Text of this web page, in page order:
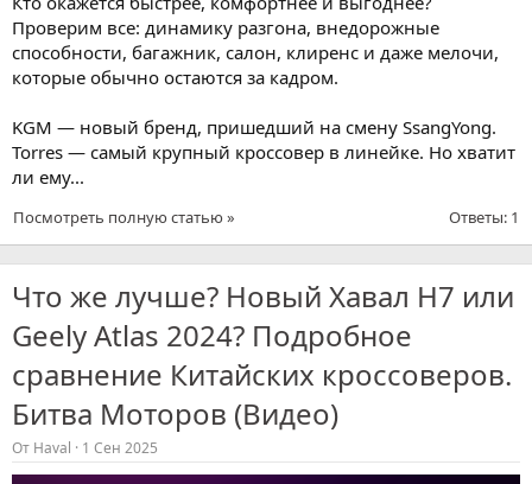
Проверим все: динамику разгона, внедорожные
способности, багажник, салон, клиренс и даже мелочи,
которые обычно остаются за кадром.
KGM — новый бренд, пришедший на смену SsangYong.
Torres — самый крупный кроссовер в линейке. Но хватит
ли ему...
Ответы: 1
Посмотреть полную статью »
Что же лучше? Новый Хавал Н7 или
Geely Atlas 2024? Подробное
сравнение Китайских кроссоверов.
Битва Моторов (Видео)
От Haval 1 Сен 2025